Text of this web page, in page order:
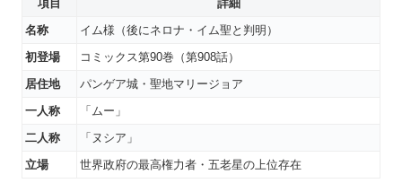
項目
詳細
名称
イム様（後にネロナ・イム聖と判明）
初登場
コミックス第90巻（第908話）
居住地
パンゲア城・聖地マリージョア
一人称
「ムー」
二人称
「ヌシア」
立場
世界政府の最高権力者・五老星の上位存在